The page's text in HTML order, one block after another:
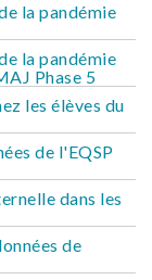
la pandémie
la pandémie
Phase 5
les élèves du
de l'EQSP
dans les
de